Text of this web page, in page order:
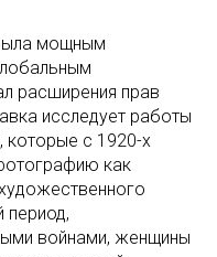
мощным
расширения прав
исследует работы
которые с 1920-х
как
период,
войнами, женщины